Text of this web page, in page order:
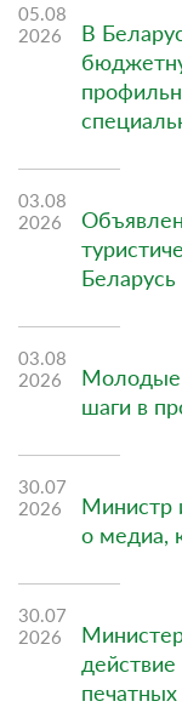
05.08
2026
В
03.08
2026
03.08
2026
Молодые
шаги в
30.07
2026
Министр
о медиа,
30.07
2026
действие